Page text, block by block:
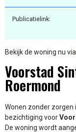
Publicatielink:
Bekijk de woning nu via
Voorstad
Roermond
Wonen zonder zorgen
bezichtiging voor
De woning wordt